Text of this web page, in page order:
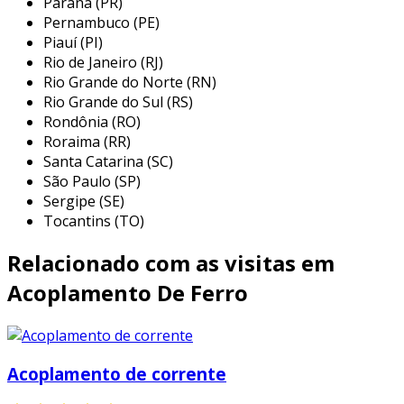
existe necessidade de compensação de
desalinhamentos ou absorção de choques.
entre as principais aplicações, podemos
destacar:
indústria de mineração:
equipamentos como transportadores,
quebradores e moinhos, onde é crucial
manter a integração entre eixos, mesmo
sob condições adversas.
prensas e fornos, suportando altas
temperaturas e proporcionando um
funcionamento contínuo e eficiente.
indústria de papel e celulose:
transmissão eficiente de torque é
Pernambuco (PE)
Piauí (PI)
Rio de Janeiro (RJ)
Rio Grande do Norte (RN)
Rio Grande do Sul (RS)
Rondônia (RO)
Roraima (RR)
Santa Catarina (SC)
São Paulo (SP)
Sergipe (SE)
Tocantins (TO)
Relacionado com as visitas em
Acoplamento De Ferro
Acoplamento de corrente